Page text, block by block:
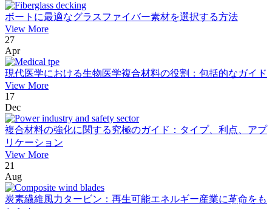
ボートに最適なグラスファイバー素材を選択する方法
View More
27
Apr
現代医学における生物医学複合材料の役割：包括的なガイド
View More
17
Dec
複合材料の強化に関する究極のガイド：タイプ、利点、アプ
リケーション
View More
21
Aug
炭素繊維風力タービン：再生可能エネルギー産業に革命をも